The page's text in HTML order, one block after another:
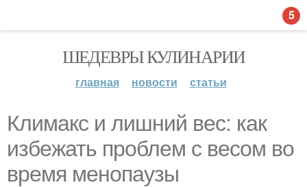
ШЕДЕВРЫ КУЛИНАРИИ
главная новости статьи
Климакс и лишний вес: как
избежать проблем с весом во
время менопаузы
5